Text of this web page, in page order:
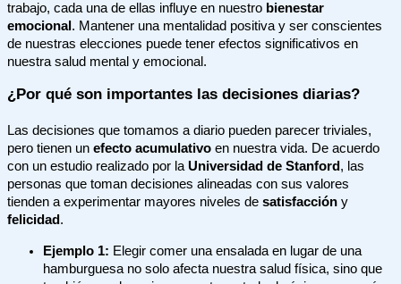
trabajo, cada una de ellas influye en nuestro bienestar
emocional . Mantener una mentalidad positiva y ser conscientes
de nuestras elecciones puede tener efectos significativos en
nuestra salud mental y emocional.
¿Por qué son importantes las decisiones diarias?
Las decisiones que tomamos a diario pueden parecer triviales,
pero tienen un efecto acumulativo en nuestra vida. De acuerdo
con un estudio realizado por laUniversidad de Stanford, las
personas que toman decisiones alineadas con sus valores
tienden a experimentar mayores niveles de satisfacción y
felicidad.
Ejemplo 1: Elegir comer una ensalada en lugar de una
hamburguesa no solo afecta nuestra salud física, sino que